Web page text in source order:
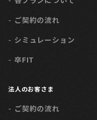
ご契約の流れ
シミュレーション
卒FIT
法人のお客さま
ご契約の流れ